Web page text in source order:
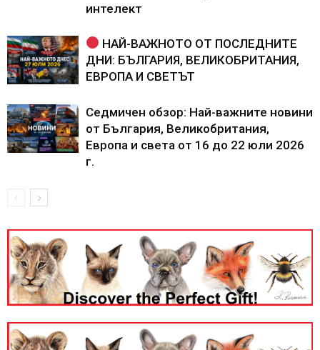
интелект
НАЙ-ВАЖНОТО ОТ ПОСЛЕДНИТЕ
ДНИ: БЪЛГАРИЯ, ВЕЛИКОБРИТАНИЯ,
ЕВРОПА И СВЕТЪТ
Седмичен обзор: Най-важните новини
от България, Великобритания,
Европа и света от 16 до 22 юли 2026
г.